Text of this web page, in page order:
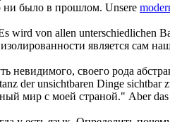
ни было в прошлом. Unsere
wird von allen unterschiedlichen
является сам
невидимого, своего рода
der unsichtbaren Dinge sichtbar
мир с моей страной." Aber